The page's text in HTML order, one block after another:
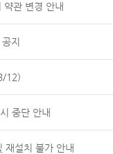
약관 변경 안내
지
12)
중단 안내
재설치 불가 안내